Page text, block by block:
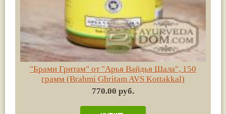
"Брами Гритам" от "Арья Вайдья Шала", 150
грамм (Brahmi Ghritam AVS Kottakkal)
770.00 руб.